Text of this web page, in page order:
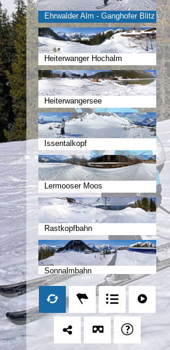
Ehrwalder Alm - Ganghofer Blitz
Heiterwanger Hochalm
Heiterwangersee
Issentalkopf
Lermooser Moos
Rastkopfbahn
Sonnalmbahn
Marienberg Bahn